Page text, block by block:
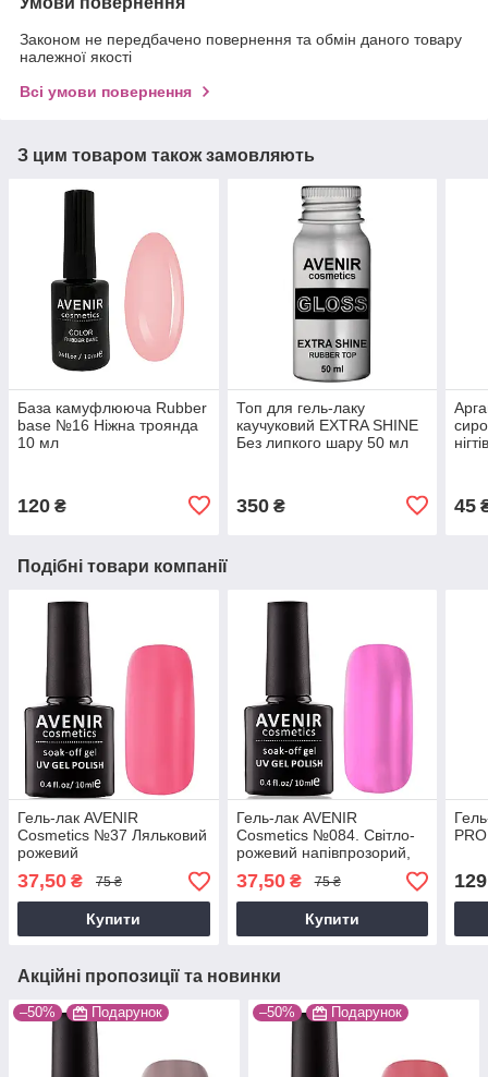
Законом не передбачено повернення та обмін даного товару
належної якості
Всі умови повернення
З цим товаром також замовляють
База камуфлююча Rubber
base №16 Ніжна троянда
10 мл
120 ₴
Топ для гель-лаку
каучуковий EXTRA SHINE
Без липкого шару 50 мл
350₴ 45
Подібні товари компанії
Гель-лак AVENIR
Cosmetics №37 Ляльковий
рожевий
37,50 ₴ 75 ₴
Купити
Гель-лак AVENIR
Cosmetics №084. Світло-
рожевий напівпрозорий,
10 мл
37,50₴ 75 ₴
Купити
129
Акційні пропозиції та новинки
–50% Подарунок –50% Подарунок